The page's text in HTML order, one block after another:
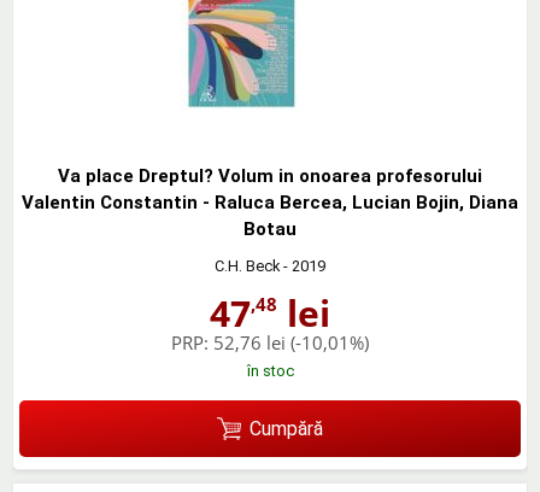
Va place Dreptul? Volum in onoarea profesorului
Valentin Constantin - Raluca Bercea, Lucian Bojin, Diana
Botau
C.H. Beck- 2019
47,48 lei
PRP: 52,76 lei (-10,01%)
în stoc
Cumpără